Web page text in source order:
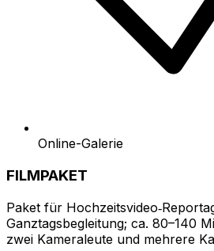
Online-Galerie
FILMPAKET
Paket für
Ganztagsbegleitung; ca. 80–140
zwei Kameraleute und mehrere